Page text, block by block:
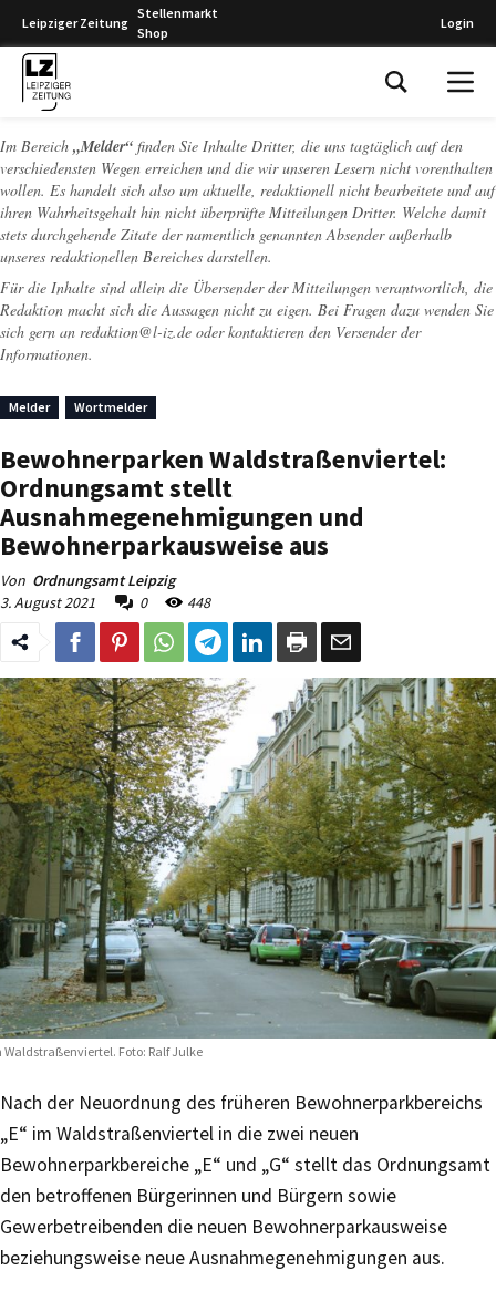
Leipziger Zeitung
Stellenmarkt
Shop
Login
Im Bereich „Melder“ finden Sie Inhalte Dritter, die uns tagtäglich auf den
verschiedensten Wegen erreichen und die wir unseren Lesern nicht vorenthalten
wollen. Es handelt sich also um aktuelle, redaktionell nicht bearbeitete und auf
ihren Wahrheitsgehalt hin nicht überprüfte Mitteilungen Dritter. Welche damit
stets durchgehende Zitate der namentlich genannten Absender außerhalb
unseres redaktionellen Bereiches darstellen.
Für die Inhalte sind allein die Übersender der Mitteilungen verantwortlich, die
Redaktion macht sich die Aussagen nicht zu eigen. Bei Fragen dazu wenden Sie
sich gern an redaktion@l-iz.de oder kontaktieren den Versender der
Informationen.
Melder Wortmelder
Bewohnerparken Waldstraßenviertel:
Ordnungsamt stellt
Ausnahmegenehmigungen und
Bewohnerparkausweise aus
Von Ordnungsamt Leipzig
3. August 2021
0 448
Waldstraßenviertel. Foto: Ralf Julke
Nach der Neuordnung des früheren Bewohnerparkbereichs
„E“ im Waldstraßenviertel in die zwei neuen
Bewohnerparkbereiche „E“ und „G“ stellt das Ordnungsamt
den betroffenen Bürgerinnen und Bürgern sowie
Gewerbetreibenden die neuen Bewohnerparkausweise
beziehungsweise neue Ausnahmegenehmigungen aus.